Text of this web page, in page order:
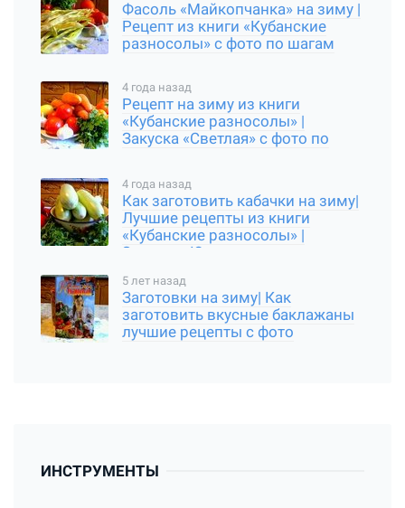
Фасоль «Майкопчанка» на зиму |
Рецепт из книги «Кубанские
разносолы» с фото по шагам
4 года назад
Рецепт на зиму из книги
«Кубанские разносолы» |
Закуска «Светлая» с фото по
4 года назад
Как заготовить кабачки на зиму|
Лучшие рецепты из книги
«Кубанские разносолы» |
Закуска «Юрча»
5 лет назад
Заготовки на зиму| Как
заготовить вкусные баклажаны
лучшие рецепты с фото
ИНСТРУМЕНТЫ